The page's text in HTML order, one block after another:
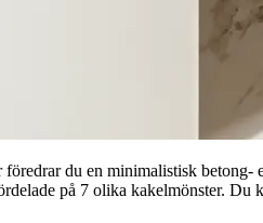
du en minimalistisk
på 7 olika kakelmönster. Du